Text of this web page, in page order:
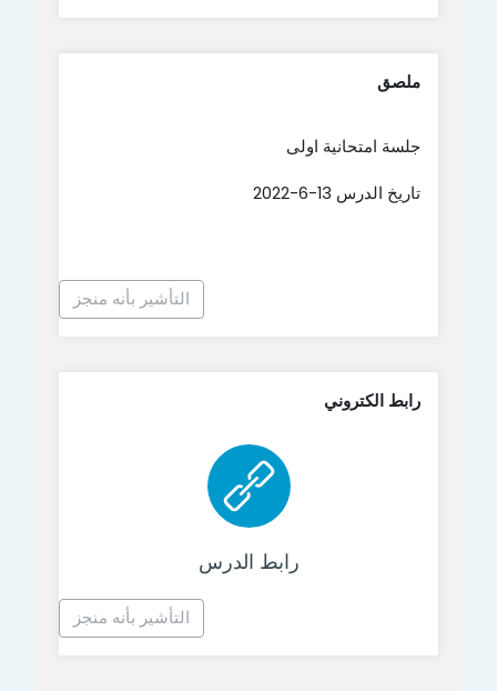
ملصق
جلسة امتحانية اولى
تاريخ الدرس 13-6-2022
التأشير بأنه منجز
رابط الكتروني
رابط الدرس
رابط الكتروني
التأشير بأنه منجز